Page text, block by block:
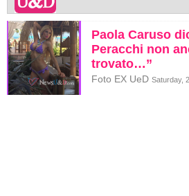
Paola Caruso
Peracchi non
trovato…”
Foto EX UeD Saturday,